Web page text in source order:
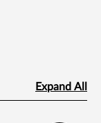
Expand All